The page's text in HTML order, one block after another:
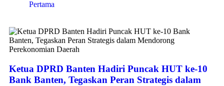
Pertama
Ketua DPRD Banten Hadiri Puncak HUT ke-10
Bank Banten, Tegaskan Peran Strategis dalam